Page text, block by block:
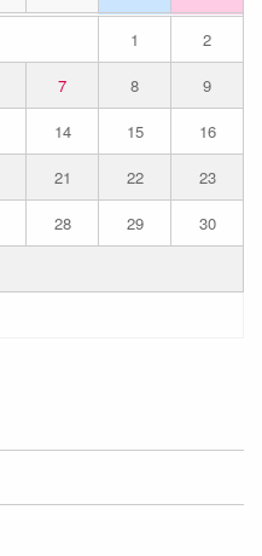
1
2
7 8
9
14 15
16
21 22
23
28 29
30